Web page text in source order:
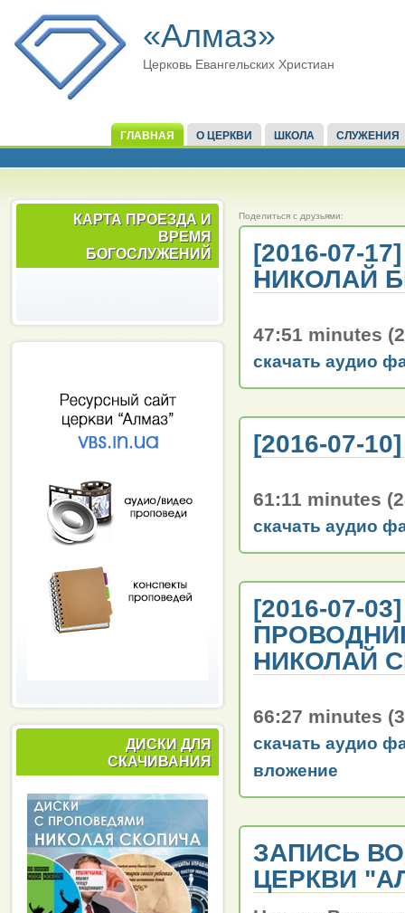
«Алмаз»
Церковь Евангельских Христиан
ГЛАВНАЯ О ЦЕРКВИ ШКОЛА СЛУЖЕНИЯ
КАРТА ПРОЕЗДА И
ВРЕМЯ
БОГОСЛУЖЕНИЙ
ДИСКИ ДЛЯ
СКАЧИВАНИЯ
Поделиться с друзьями:
[2016-07-
НИКОЛАЙ
47:51 minutes
скачать аудио
[2016-07-
61:11 minutes
скачать аудио
[2016-07-
НИКОЛАЙ
66:27 minutes
скачать аудио
вложение
ЗАПИСЬ
ЦЕРКВИ